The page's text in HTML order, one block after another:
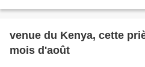
venue du Kenya, cette
mois d'août